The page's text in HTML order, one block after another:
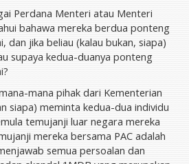
Perdana Menteri atau Menteri
bahawa mereka berdua ponteng
dan jika beliau (kalau bukan, siapa)
supaya kedua-duanya ponteng
mana pihak dari Kementerian
siapa) meminta kedua-dua individu
temujanji luar negara mereka
mereka bersama PAC adalah
semua persoalan dan